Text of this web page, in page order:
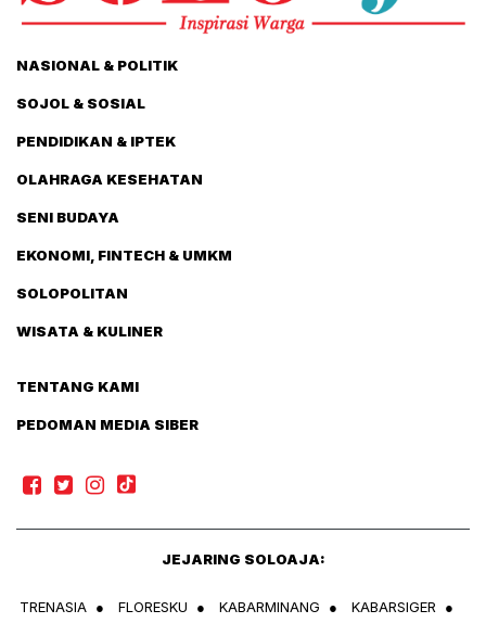
NASIONAL & POLITIK
SOJOL & SOSIAL
PENDIDIKAN & IPTEK
OLAHRAGA KESEHATAN
SENI BUDAYA
EKONOMI, FINTECH & UMKM
SOLOPOLITAN
WISATA & KULINER
TENTANG KAMI
PEDOMAN MEDIA SIBER
JEJARING SOLOAJA:
TRENASIA ● FLORESKU ● KABARMINANG ● KABARSIGER ●